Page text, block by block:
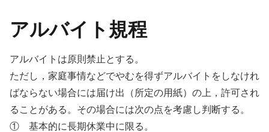
アルバイト規程
アルバイトは原則禁止とする。
ただし，家庭事情などでやむを得ずアルバイトをしなけれ
ばならない場合には届け出（所定の用紙）の上，許可され
ることがある。その場合には次の点を考慮し判断する。
① 基本的に長期休業中に限る。